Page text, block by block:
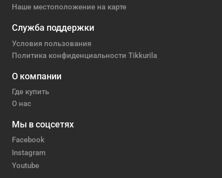
Наше местоположение на карте
Служба поддержки
Условия пользования
Политика конфиденциальности Tikkurila
О компании
Где купить
О нас
Мы в соцсетях
Facebook
Instagram
Youtube